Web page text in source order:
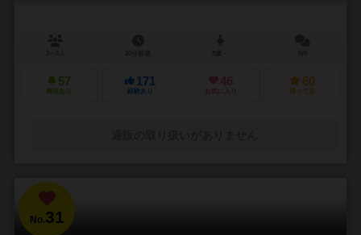
57
興味あり
171
経験あり
46
お気に入り
60
持ってる
No.31